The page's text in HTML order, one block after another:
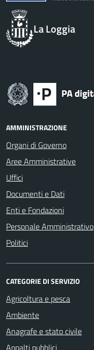
La Loggia
AMMINISTRAZIONE
Organi di Governo
Aree Amministrative
Uffici
Documenti e Dati
Enti e Fondazioni
Personale Amministrativo
Politici
CATEGORIE DI SERVIZIO
Agricoltura e pesca
Ambiente
Anagrafe e stato civile
Appalti pubblici